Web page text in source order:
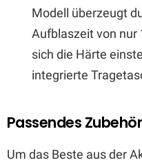
Modell überzeugt
Aufblaszeit von
sich die Härte
integrierte
Passendes
Um das Beste aus der